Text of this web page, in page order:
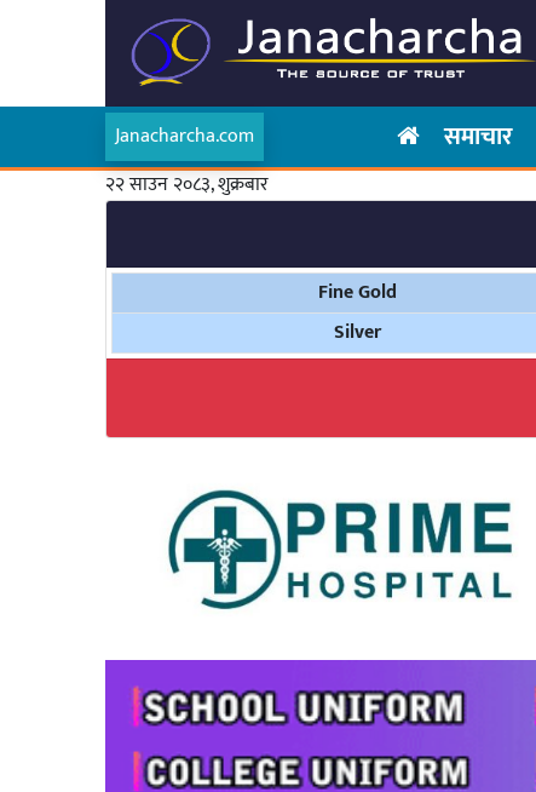
Janacharcha.com समाचार
२२ साउन २०८३, शुक्रबार
Fine Gold
Silver